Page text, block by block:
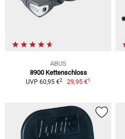
ABUS
8900 Kettenschloss
UVP 60,95 €2 29,95 €1